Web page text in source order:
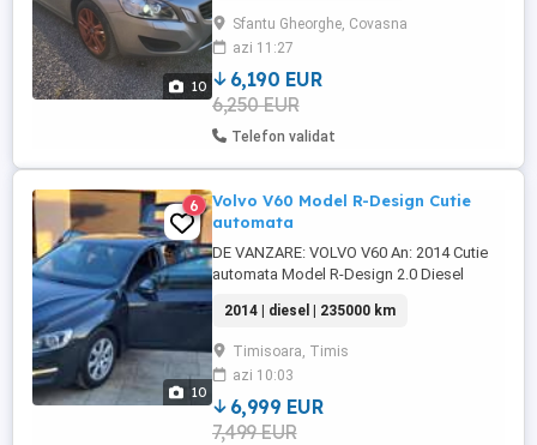
10
MESAJE!!!
Sfantu Gheorghe, Covasna
azi 11:27
6,190 EUR
6,250 EUR
Telefon validat
10
6
Volvo V60 Model R-Design Cutie
automata
DE VANZARE: VOLVO V60 An: 2014 Cutie
automata Model R-Design 2.0 Diesel
automat Computer bord Comenzi volan
Piele partial Dublu climatronic Navigatie
mare color Pornire la buton SIPS ( Side
Impact Protection System ) 2 camere pe
fata Line assist Citeste semnele ...
2014 | diesel | 235000 km
Timisoara, Timis
azi 10:03
6,999 EUR
7,499 EUR